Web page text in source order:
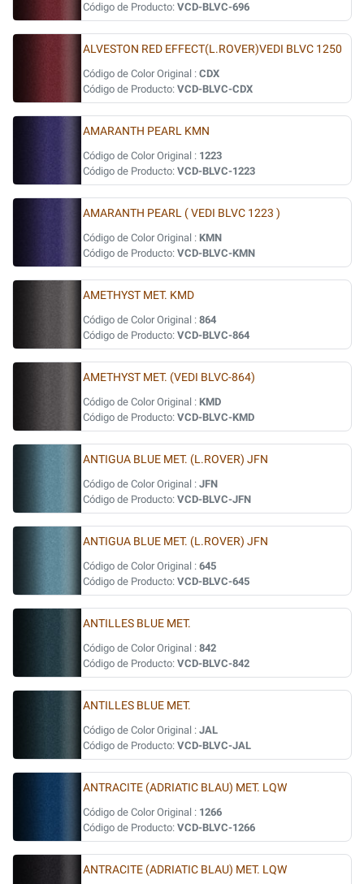
Código de Producto: VCD-BLVC-696
ALVESTON RED EFFECT(L.ROVER)VEDI BLVC 1250
Código de Color Original : CDX
Código de Producto: VCD-BLVC-CDX
AMARANTH PEARL KMN
Código de Color Original : 1223
Código de Producto: VCD-BLVC-1223
AMARANTH PEARL ( VEDI BLVC 1223 )
Código de Color Original : KMN
Código de Producto: VCD-BLVC-KMN
AMETHYST MET. KMD
Código de Color Original : 864
Código de Producto: VCD-BLVC-864
AMETHYST MET. (VEDI BLVC-864)
Código de Color Original : KMD
Código de Producto: VCD-BLVC-KMD
ANTIGUA BLUE MET. (L.ROVER) JFN
Código de Color Original : JFN
Código de Producto: VCD-BLVC-JFN
ANTIGUA BLUE MET. (L.ROVER) JFN
Código de Color Original : 645
Código de Producto: VCD-BLVC-645
ANTILLES BLUE MET.
Código de Color Original : 842
Código de Producto: VCD-BLVC-842
ANTILLES BLUE MET.
Código de Color Original : JAL
Código de Producto: VCD-BLVC-JAL
ANTRACITE (ADRIATIC BLAU) MET. LQW
Código de Color Original : 1266
Código de Producto: VCD-BLVC-1266
ANTRACITE (ADRIATIC BLAU) MET. LQW